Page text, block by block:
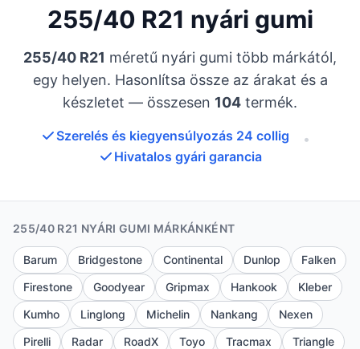
255/40 R21 nyári gumi
255/40 R21 méretű nyári gumi több márkától,
egy helyen. Hasonlítsa össze az árakat és a
készletet — összesen 104 termék.
Szerelés és kiegyensúlyozás 24 collig
•
Hivatalos gyári garancia
255/40 R21 NYÁRI GUMI MÁRKÁNKÉNT
Barum Bridgestone Continental Dunlop
Falken
Firestone
Goodyear Gripmax Hankook
Kleber
Kumho
Linglong Michelin Nankang
Nexen
Pirelli
Radar RoadX Toyo Tracmax
Triangle